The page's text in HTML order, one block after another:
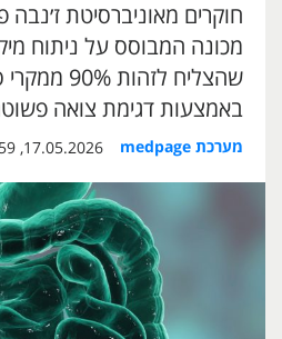
חוקרים מאוניברסיטת ז׳נבה
מכונה המבוסס על ניתוח
שהצליח
באמצעות דגימת צואה
מערכת medpage 17.05.2026, 10:59